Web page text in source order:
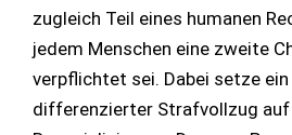
zugleich Teil eines humanen
jedem Menschen eine zweite
verpflichtet sei. Dabei setze ein
differenzierter Strafvollzug